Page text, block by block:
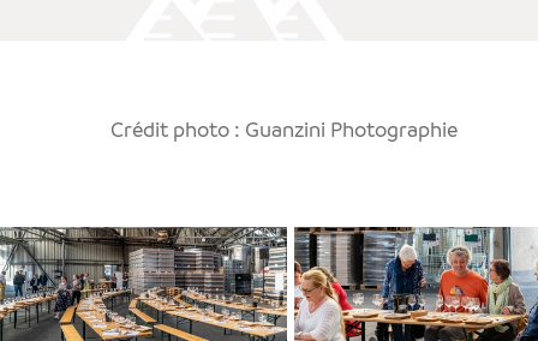
Crédit photo : Guanzini Photographie